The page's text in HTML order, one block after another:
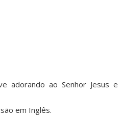
adorando ao Senhor Jesus e
em Inglês.